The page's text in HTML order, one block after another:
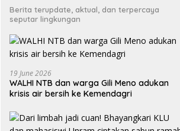
Berita terupdate, aktual, dan terpercaya
seputar lingkungan
19 June 2026
WALHI NTB dan warga Gili Meno adukan
krisis air bersih ke Kemendagri